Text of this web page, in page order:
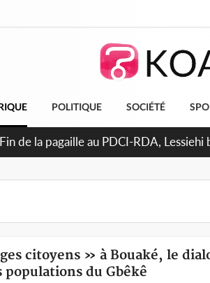
POLITIQUE SOCIÉTÉ
promet des sanctions contre
citoyens » à Bouaké, le
du Gbêkê